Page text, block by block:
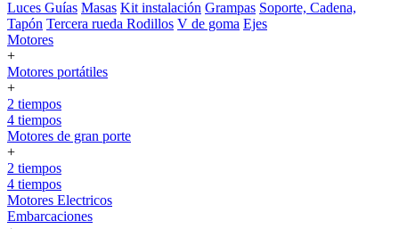
Luces Guías Masas Kit instalación Grampas Soporte, Cadena,
Tapón Tercera rueda Rodillos V de goma Ejes
Motores
+
Motores portátiles
+
2 tiempos
4 tiempos
Motores de gran porte
+
2 tiempos
4 tiempos
Motores Electricos
Embarcaciones